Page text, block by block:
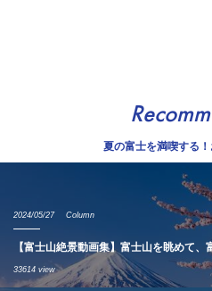
夏の富士を満喫する
2024/05/27 Column
【富士山絶景動画集】富士山を眺めて、
33614 view